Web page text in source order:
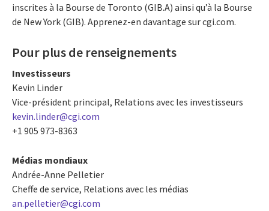
inscrites à la Bourse de Toronto (GIB.A) ainsi qu’à la Bourse
de New York (GIB). Apprenez-en davantage sur cgi.com.
Pour plus de renseignements
Investisseurs
Kevin Linder
Vice-président principal, Relations avec les investisseurs
kevin.linder@cgi.com
+1 905 973-8363
Médias mondiaux
Andrée-Anne Pelletier
Cheffe de service, Relations avec les médias
an.pelletier@cgi.com